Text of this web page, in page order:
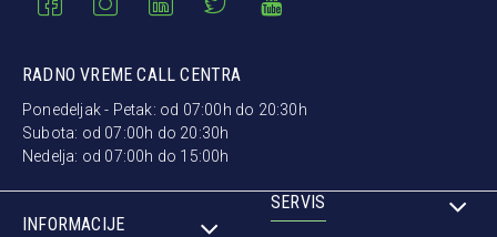
RADNO VREME CALL CENTRA
Ponedeljak - Petak: od 07:00h do 20:30h
Subota: od 07:00h do 20:30h
Nedelja: od 07:00h do 15:00h
INFORMACIJE
SERVIS